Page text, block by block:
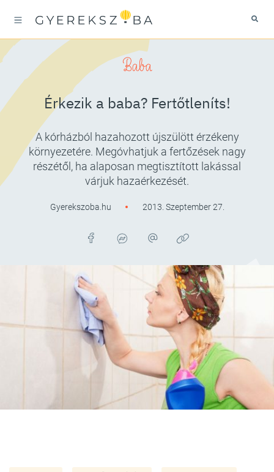
Baba
Érkezik a baba? Fertőtleníts!
A kórházból hazahozott újszülött érzékeny
környezetére. Megóvhatjuk a fertőzések nagy
részétől, ha alaposan megtisztított lakással
várjuk hazaérkezését.
Gyerekszoba.hu 2013. Szeptember 27.